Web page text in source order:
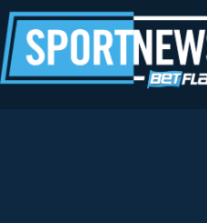
al
contenuto